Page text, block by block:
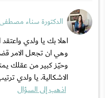
الدكتورة سناء
اهلا بك يا ولدي
وهي ان تجعل الامر
وحيّز كبير من عقلك
الاشكالية. يا ولدي
اذهب إلى السؤال